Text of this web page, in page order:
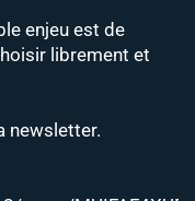
enjeu est de
librement et
newsletter.